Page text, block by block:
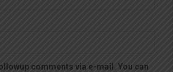
comments via e-mail. You can